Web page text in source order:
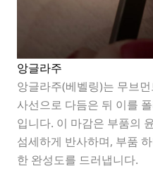
앙글라주
앙글라주(베벨링)는 무브
사선으로 다듬은 뒤 이를
입니다. 이 마감은 부품의
섬세하게 반사하며, 부품
한 완성도를 드러냅니다.